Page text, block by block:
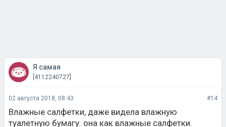
Я самая
[4112240727]
02 августа 2018, 08:43 #14
Влажные салфетки, даже видела влажную
туалетную бумагу. она как влажные салфетки.